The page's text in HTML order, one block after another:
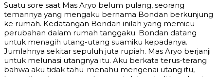
Suatu sore saat Mas Aryo belum pulang, seorang
temannya yang mengaku bernama Bondan berkunjung
ke rumah. Kedatangan Bondan inilah yang memicu
perubahan dalam rumah tanggaku. Bondan datang
untuk menagih utang-utang suamiku kepadanya.
Jumlahnya sekitar sepuluh juta rupiah. Mas Aryo berjanji
untuk melunasi utangnya itu. Aku berkata terus-terang
bahwa aku tidak tahu-menahu mengenai utang itu,